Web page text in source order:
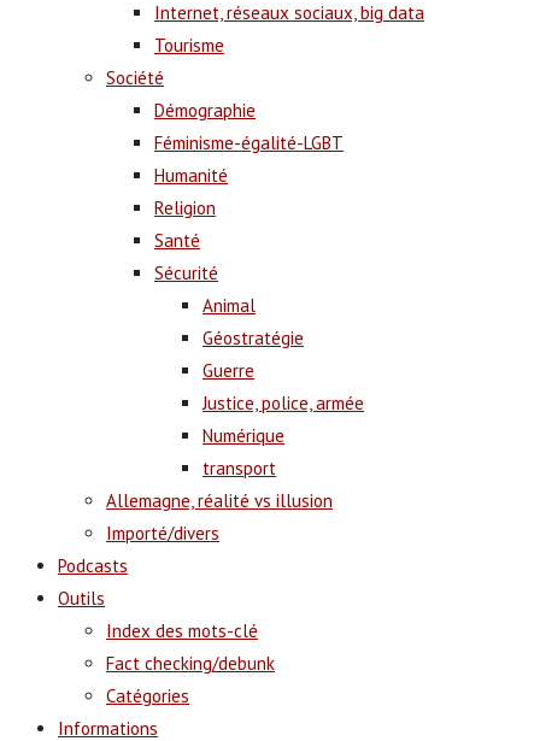
Internet, réseaux sociaux, big data
Tourisme
Société
Démographie
Féminisme-égalité-LGBT
Humanité
Religion
Santé
Sécurité
Animal
Géostratégie
Guerre
Justice, police, armée
Numérique
transport
Allemagne, réalité vs illusion
Importé/divers
Podcasts
Outils
Index des mots-clé
Fact checking/debunk
Catégories
Informations